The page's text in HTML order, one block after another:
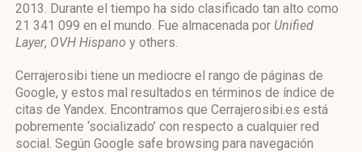
2013. Durante el tiempo ha sido clasificado tan alto como
21 341 099 en el mundo. Fue almacenada por Unified
Layer, OVH Hispano y others.
Cerrajerosibi tiene un mediocre el rango de páginas de
Google, y estos mal resultados en términos de índice de
citas de Yandex. Encontramos que Cerrajerosibi.es está
pobremente ‘socializado’ con respecto a cualquier red
social. Según Google safe browsing para navegación